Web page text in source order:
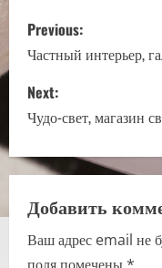
P
o
s
t
n
a
v
Previous:
Частный интерьер,
Next:
Чудо-свет, магазин
Добавить
Ваш адрес email не